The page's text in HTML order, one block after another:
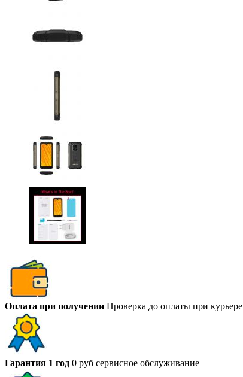
Оплата при получении Проверка до оплаты при курьере
Гарантия 1 год 0 руб сервисное обслуживание